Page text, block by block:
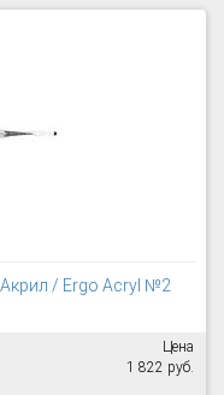
/ Ergo Acryl №2
Цена
1 822 руб.